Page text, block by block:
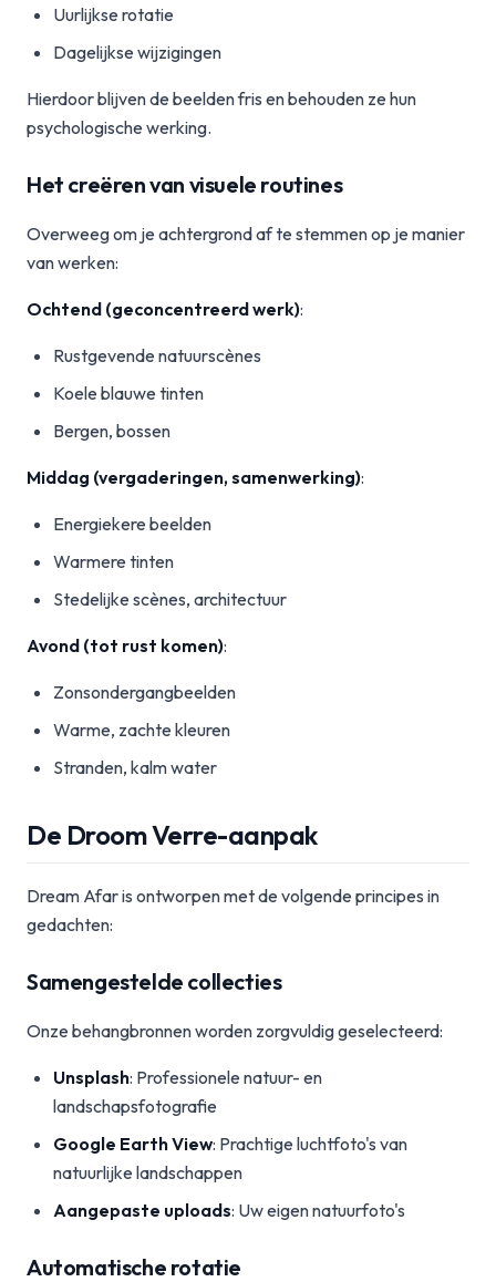
Uurlijkse rotatie
Dagelijkse wijzigingen
Hierdoor blijven de beelden fris en behouden ze hun
psychologische werking.
Het creëren van visuele routines
Overweeg om je achtergrond af te stemmen op je manier
van werken:
Ochtend (geconcentreerd werk):
Rustgevende natuurscènes
Koele blauwe tinten
Bergen, bossen
Middag (vergaderingen, samenwerking):
Energiekere beelden
Warmere tinten
Stedelijke scènes, architectuur
Avond (tot rust komen):
Zonsondergangbeelden
Warme, zachte kleuren
Stranden, kalm water
De Droom Verre-aanpak
Dream Afar is ontworpen met de volgende principes in
gedachten:
Samengestelde collecties
Onze behangbronnen worden zorgvuldig geselecteerd:
Unsplash: Professionele natuur- en
landschapsfotografie
Google Earth View: Prachtige luchtfoto's van
natuurlijke landschappen
Aangepaste uploads: Uw eigen natuurfoto's
Automatische rotatie